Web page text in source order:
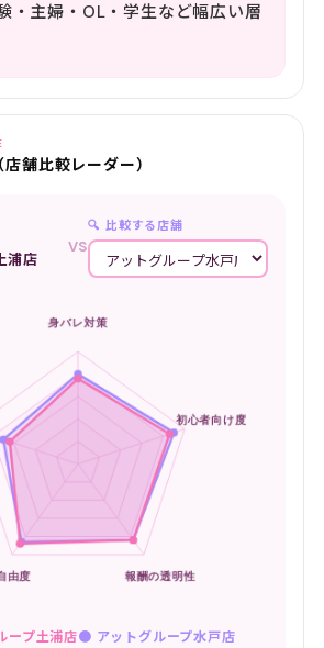
・主婦・OL・学生など幅広い層
舗比較レーダー）
浦店
VS
🔍 比較する店舗
ープ土浦店● アットグループ水戸店